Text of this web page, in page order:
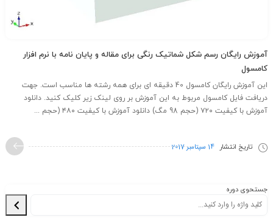
آموزش رایگان رسم شکل شماتیک رنگی برای مقاله و پایان نامه با نرم افزار
کامسول
این آموزش رایگان کامسول 40 دقیقه ای برای همه رشته ها مناسب است. جهت
دریافت فایل کامسول مربوط به این آموزش بر روی لینک زیر کلیک کنید. دانلود
آموزش با کیفیت ۷۲۰ (حجم 98 مگ) دانلود آموزش با کیفیت ۴۸۰ (حجم ...
تاریخ انتشار 14 سپتامبر 2017
جستحوی دوره